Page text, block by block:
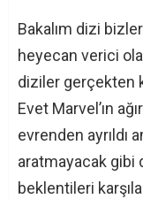
Bakalım dizi
heyecan verici
diziler gerçekten
Evet Marvel’ın
evrenden ayrıldı
aratmayacak gibi
beklentileri